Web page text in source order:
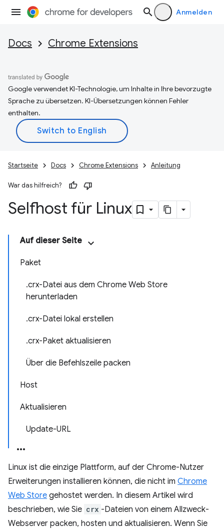
Anmelden
Docs Chrome Extensions
Google verwendet KI-Technologie, um Inhalte in Ihre bevorzugte
Sprache zu übersetzen. KI-Übersetzungen können Fehler
enthalten.
Startseite Docs Chrome Extensions Anleitung
War das hilfreich?
Selfhost für Linux
Auf dieser Seite
Paket
.crx-Datei aus dem Chrome Web Store
herunterladen
.crx-Datei lokal erstellen
.crx-Paket aktualisieren
Über die Befehlszeile packen
Host
Aktualisieren
Update-URL
Linux ist die einzige Plattform, auf der Chrome-Nutzer
Erweiterungen installieren können, die nicht im Chrome
Web Store gehostet werden. In diesem Artikel wird
beschrieben, wie Sie crx -Dateien von einem Allzweck-
Webserver packen, hosten und aktualisieren. Wenn Sie